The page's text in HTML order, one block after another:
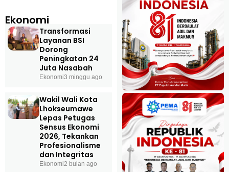
15 Juni 2026 Ekonomi
Ekonomi
Transformasi
Layanan BSI
Dorong
Peningkatan 24
Juta Nasabah
Ekonomi3 minggu ago
Wakil Wali Kota
Lhokseumawe
Lepas Petugas
Sensus Ekonomi
2026, Tekankan
Profesionalisme
dan Integritas
Ekonomi2 bulan ago